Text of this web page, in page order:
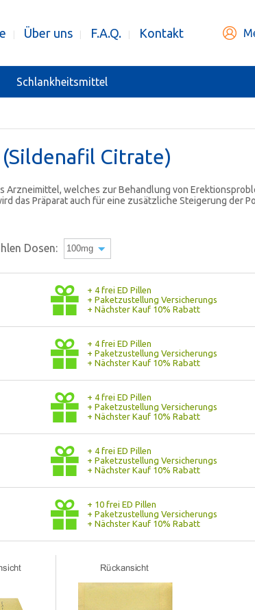
Über uns F.A.Q. Kontakt
Schlankheitsmittel
(Sildenafil Citrate)
Arzneimittel, welches zur Behandlung von
das Präparat auch für eine zusätzliche Steigerung der
Dosen:
+ 4 frei ED Pillen
+ Paketzustellung Versicherungs
+ Nächster Kauf 10% Rabatt
+ 4 frei ED Pillen
+ Paketzustellung Versicherungs
+ Nächster Kauf 10% Rabatt
+ 4 frei ED Pillen
+ Paketzustellung Versicherungs
+ Nächster Kauf 10% Rabatt
+ 4 frei ED Pillen
+ Paketzustellung Versicherungs
+ Nächster Kauf 10% Rabatt
+ 10 frei ED Pillen
+ Paketzustellung Versicherungs
+ Nächster Kauf 10% Rabatt